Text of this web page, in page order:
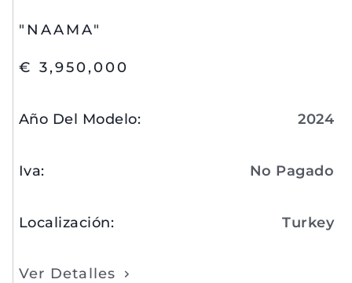
"NAAMA"
€ 3,950,000
Año Del Modelo: 2024
Iva: No Pagado
Localización: Turkey
Ver Detalles